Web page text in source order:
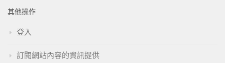
其他操作
登入
訂閱網站內容的資訊提供